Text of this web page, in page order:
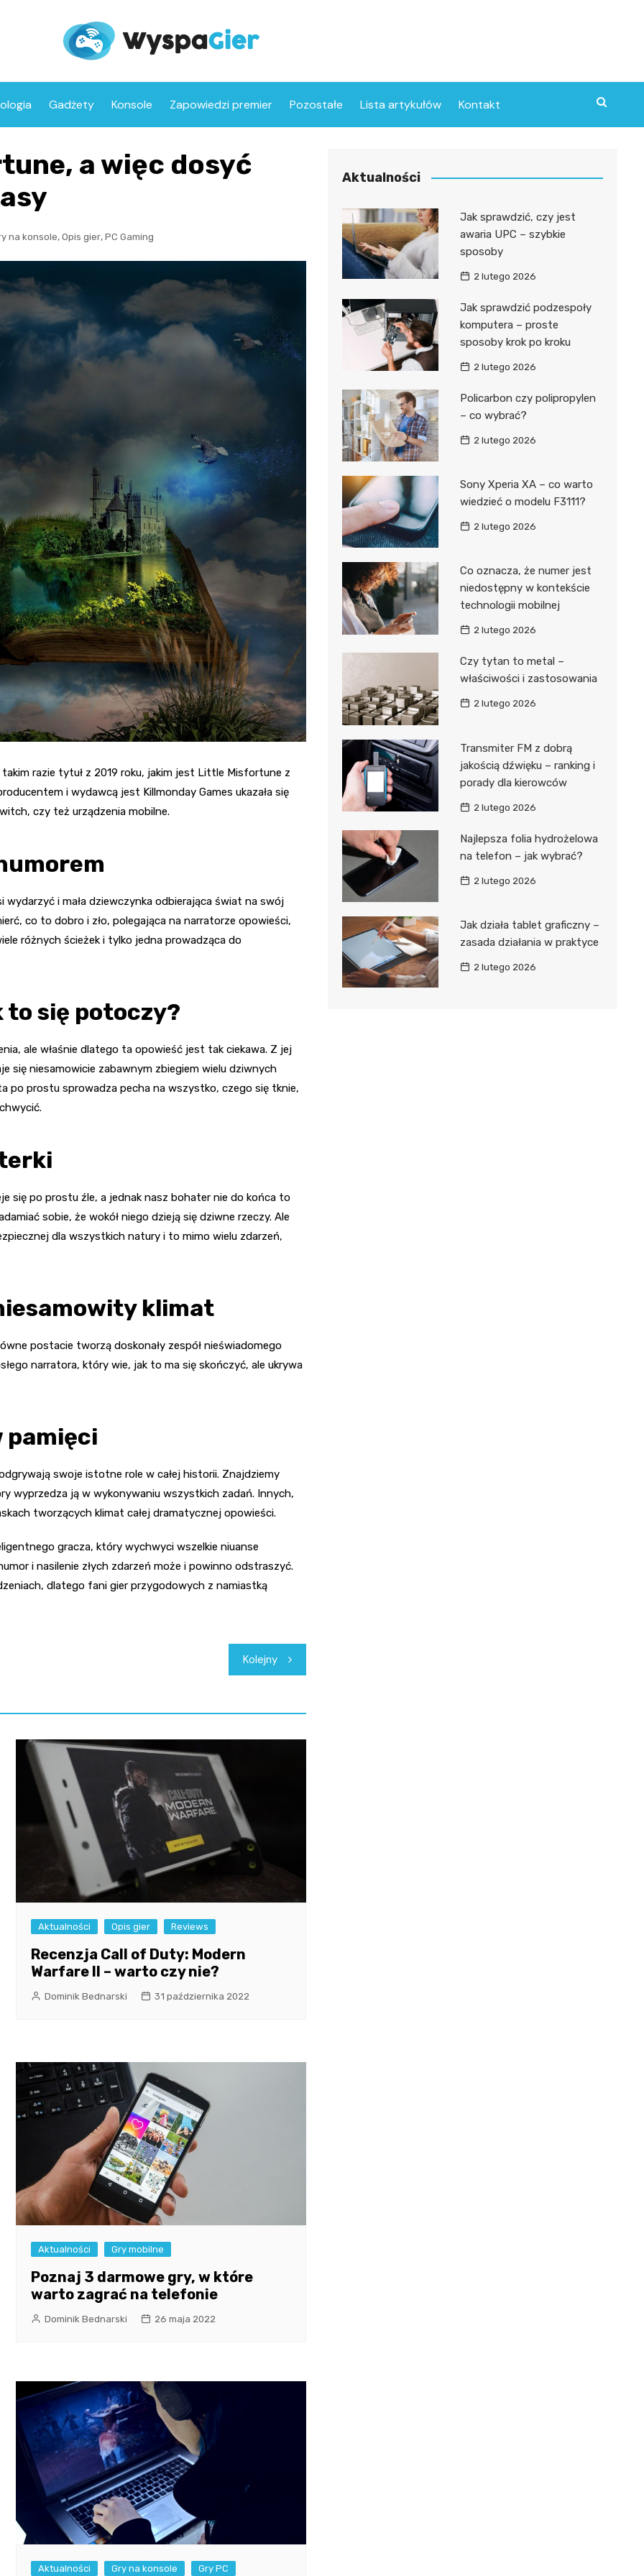
Gadżety Konsole Zapowiedzi premier Pozostałe Lista artykułów Kontakt
a więc dosyć
na konsole, Opis gier, PC Gaming
razie tytuł z 2019 roku, jakim jest Little Misfortune z
i wydawcą jest Killmonday Games ukazała się
czy też urządzenia mobilne.
wydarzyć i mała dziewczynka odbierająca świat na swój
co to dobro i zło, polegająca na narratorze opowieści,
różnych ścieżek i tylko jedna prowadząca do
to się potoczy?
ale właśnie dlatego ta opowieść jest tak ciekawa. Z jej
się niesamowicie zabawnym zbiegiem wielu dziwnych
po prostu sprowadza pecha na wszystko, czego się tknie,
się po prostu źle, a jednak nasz bohater nie do końca to
sobie, że wokół niego dzieją się dziwne rzeczy. Ale
dla wszystkich natury i to mimo wielu zdarzeń,
klimat
postacie tworzą doskonały zespół nieświadomego
narratora, który wie, jak to ma się skończyć, ale ukrywa
pamięci
swoje istotne role w całej historii. Znajdziemy
wyprzedza ją w wykonywaniu wszystkich zadań. Innych,
tworzących klimat całej dramatycznej opowieści.
gracza, który wychwyci wszelkie niuanse
i nasilenie złych zdarzeń może i powinno odstraszyć.
dlatego fani gier przygodowych z namiastką
Kolejny
Aktualności Opis gier Reviews
Recenzja Call of Duty: Modern
Warfare II – warto czy nie?
Dominik Bednarski 31 października 2022
Aktualności Gry mobilne
Poznaj 3 darmowe gry, w które
warto zagrać na telefonie
Dominik Bednarski 26 maja 2022
Aktualności Gry na konsole Gry PC
Aktualności
Jak sprawdzić, czy jest
awaria UPC – szybkie
sposoby
2 lutego 2026
Jak sprawdzić podzespoły
komputera – proste
sposoby krok po kroku
2 lutego 2026
Policarbon czy polipropylen
– co wybrać?
2 lutego 2026
Sony Xperia XA – co warto
wiedzieć o modelu F3111?
2 lutego 2026
Co oznacza, że numer jest
niedostępny w kontekście
technologii mobilnej
2 lutego 2026
Czy tytan to metal –
właściwości i zastosowania
2 lutego 2026
Transmiter FM z dobrą
jakością dźwięku – ranking i
porady dla kierowców
2 lutego 2026
Najlepsza folia hydrożelowa
na telefon – jak wybrać?
2 lutego 2026
Jak działa tablet graficzny –
zasada działania w praktyce
2 lutego 2026